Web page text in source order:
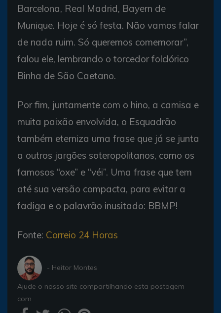
Barcelona, Real Madrid, Bayern de
Munique. Hoje é só festa. Não vamos falar
de nada ruim. Só queremos comemorar”,
falou ele, lembrando o torcedor folclórico
Binha de São Caetano.
Por fim, juntamente com o hino, a camisa e
muita paixão envolvida, o Esquadrão
também eterniza uma frase que já se junta
a outros jargões soteropolitanos, como os
famosos “oxe” e “véi”. Uma frase que tem
até sua versão compacta, para evitar a
fadiga e o palavrão inusitado: BBMP!
Fonte: Correio 24 Horas
- Heitor Montes
Ajude o nosso site compartilhando esta postagem
com